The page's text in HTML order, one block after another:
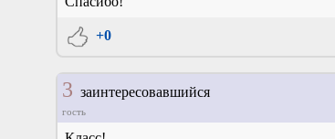
+0
3 заинтересовавшийся
гость